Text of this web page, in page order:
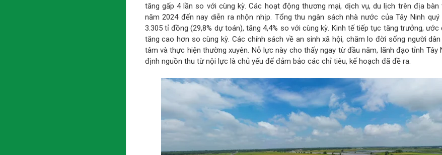
tăng gấp 4 lần so với cùng kỳ. Các hoạt động thương mại, dịch vụ, du lịch trên địa
năm 2024 đến nay diễn ra nhộn nhịp. Tổng thu ngân sách nhà nước của Tây Ninh
3.305 tỉ đồng (29,8% dự toán), tăng 4,4% so với cùng kỳ. Kinh tế tiếp tục tăng trưởng, ước
tăng cao hơn so cùng kỳ. Các chính sách về an sinh xã hội, chăm lo đời sống người
tâm và thực hiện thường xuyên. Nỗ lực này cho thấy ngay từ đầu năm, lãnh đạo tỉnh Tây
định nguồn thu từ nội lực là chủ yếu để đảm bảo các chỉ tiêu, kế hoạch đã đề ra.